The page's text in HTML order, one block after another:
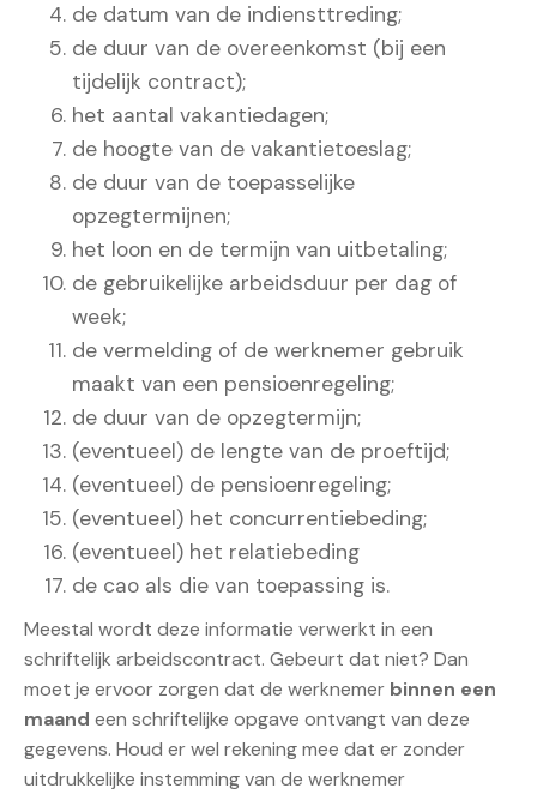
de datum van de indiensttreding;
de duur van de overeenkomst (bij een
tijdelijk contract);
het aantal vakantiedagen;
de hoogte van de vakantietoeslag;
de duur van de toepasselijke
opzegtermijnen;
het loon en de termijn van uitbetaling;
de gebruikelijke arbeidsduur per dag of
week;
de vermelding of de werknemer gebruik
maakt van een pensioenregeling;
de duur van de opzegtermijn;
(eventueel) de lengte van de proeftijd;
(eventueel) de pensioenregeling;
(eventueel) het concurrentiebeding;
(eventueel) het relatiebeding
de cao als die van toepassing is.
Meestal wordt deze informatie verwerkt in een
schriftelijk arbeidscontract. Gebeurt dat niet? Dan
moet je ervoor zorgen dat de werknemer binnen een
maand een schriftelijke opgave ontvangt van deze
gegevens. Houd er wel rekening mee dat er zonder
uitdrukkelijke instemming van de werknemer